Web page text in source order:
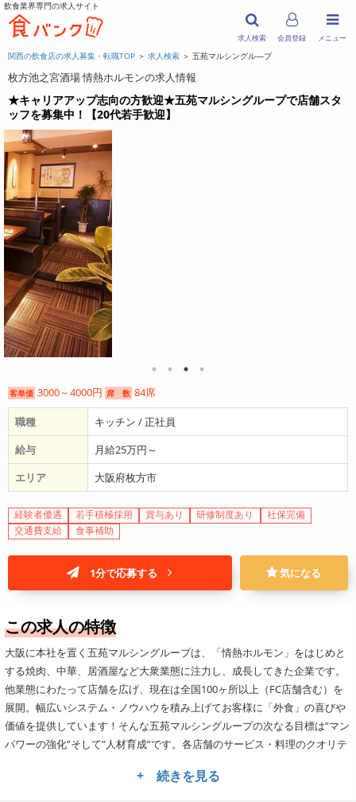
飲食業界専門の求人サイト
メニュー
求人検索 会員登録
関西の飲食店の求人募集・転職TOP ＞ 求人検索 ＞ 五苑マルシングル―プ
枚方池之宮酒場 情熱ホルモンの求人情報
★キャリアアップ志向の方歓迎★五苑マルシングループで店舗スタ
ッフを募集中！【20代若手歓迎】
客単価 3000～4000円 席 数 84席
職種
キッチン / 正社員
給与
月給25万円～
エリア
大阪府枚方市
経験者優遇 若手積極採用 賞与あり 研修制度あり
社保完備
交通費支給
食事補助
1分で応募する 気になる
この求人の特徴
大阪に本社を置く五苑マルシングループは、「情熱ホルモン」をはじめと
する焼肉、中華、居酒屋など大衆業態に注力し、成長してきた企業です。
他業態にわたって店舗を広げ、現在は全国100ヶ所以上（FC店舗含む）を
展開。幅広いシステム・ノウハウを積み上げてお客様に「外食」の喜びや
価値を提供しています！そんな五苑マルシングループの次なる目標は”マン
パワーの強化”そして”人材育成”です。各店舗のサービス・料理のクオリテ
+ 続きを見る